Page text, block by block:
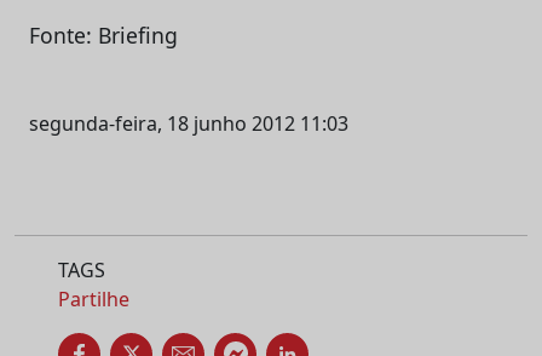
Fonte: Briefing
segunda-feira, 18 junho 2012 11:03
TAGS
Partilhe